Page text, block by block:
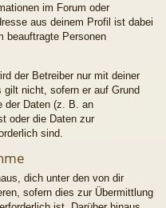
im Forum oder
aus deinem Profil ist dabei
beauftragte Personen
der Betreiber nur mit deiner
nicht, sofern er auf Grund
der Daten (z. B. an
oder die Daten zur
sind.
dich unter den von dir
sofern dies zur Übermittlung